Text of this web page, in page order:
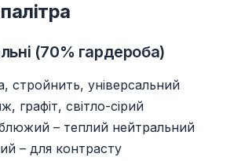
(70% гардероба)
стройнить, універсальний
графіт, світло-сірий
– теплий нейтральний
– для контрасту